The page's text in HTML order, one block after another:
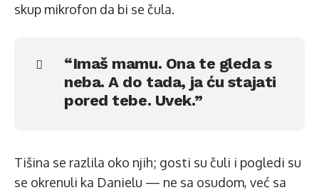
skup mikrofon da bi se čula.
“Imaš mamu. Ona te gleda s
neba. A do tada, ja ću stajati
pored tebe. Uvek.”
Tišina se razlila oko njih; gosti su čuli i pogledi su
se okrenuli ka Danielu — ne sa osudom, već sa